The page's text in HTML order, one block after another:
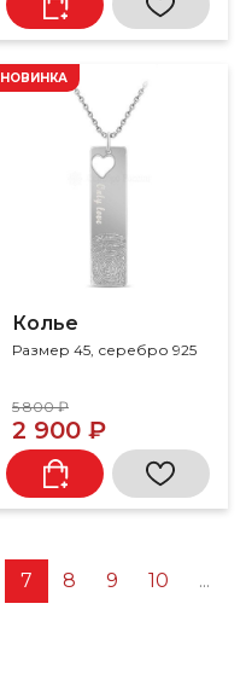
Колье
Размер 45, серебро 925
НОВИНКА
5 800 ₽
2 900 ₽
7 8 9 10
...